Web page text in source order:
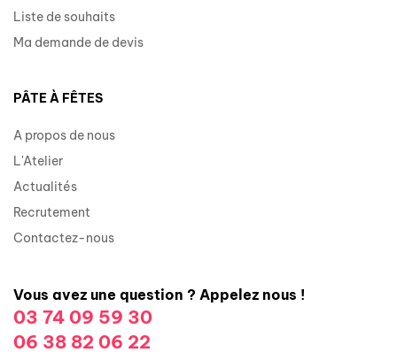
Liste de souhaits
Ma demande de devis
PÂTE À FÊTES
A propos de nous
L'Atelier
Actualités
Recrutement
Contactez-nous
Vous avez une question ? Appelez nous !
03 74 09 59 30
06 38 82 06 22